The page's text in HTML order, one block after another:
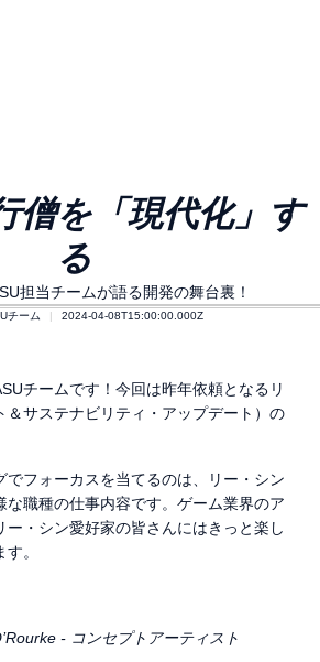
僧を「現代化」す
る
担当チームが語る開発の舞台裏！
チーム 2024-04-08T15:00:00.000Z
チームです！今回は昨年依頼となるリ
＆サステナビリティ・アップデート）の
でフォーカスを当てるのは、リー・シン
な職種の仕事内容です。ゲーム業界のア
ー・シン愛好家の皆さんにはきっと楽し
。
- コンセプトアーティスト